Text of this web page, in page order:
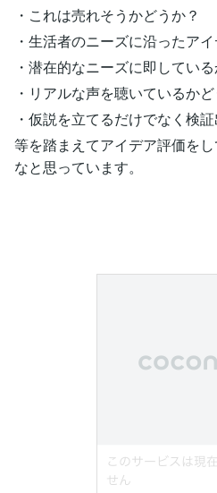
・これは売れそうかどうか？
・生活者のニーズに沿ったア
・潜在的なニーズに即してい
・リアルな声を聴いているかど
・仮説を立てるだけでなく検
等を踏まえてアイデア評価を
なと思っています。